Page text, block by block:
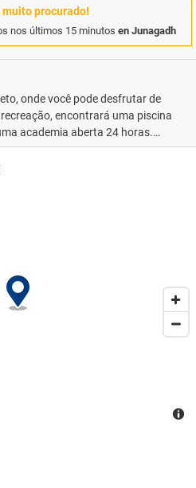
muito procurado!
nos últimos 15 minutos en Junagadh
onde você pode desfrutar de
encontrará uma piscina
academia aberta 24 horas.
Wi-Fi de cortesia, serviços
As comodidades presentes
serviço de lavanderia e